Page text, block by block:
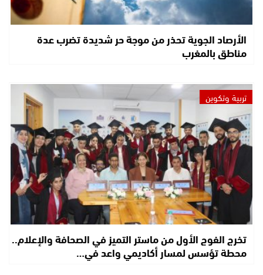
الأرصاد الجوية تحذر من موجة حر شديدة تضرب عدة
مناطق بالمغرب
تربية وتكوين
تخرج الفوج الأول من ماستر التميز في الصحافة والإعلام..
محطة تؤسس لمسار أكاديمي واعد في…